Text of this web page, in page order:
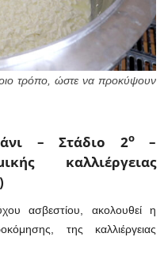
τρόπο, ώστε να προκύψουν
– Στάδιο 2ο–
καλλιέργειας
ασβεστίου, ακολουθεί η
της καλλιέργειας